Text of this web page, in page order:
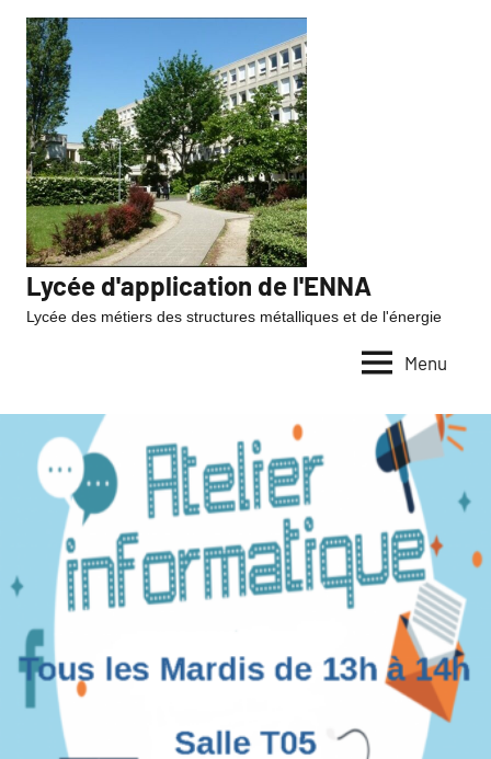
Lycée d'application de l'ENNA
Lycée des métiers des structures métalliques et de l'énergie
Menu